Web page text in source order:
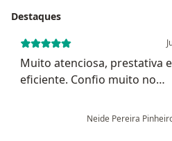
Destaques
Muito atenciosa, prestativa
eficiente. Confio muito no
Neide Pereira